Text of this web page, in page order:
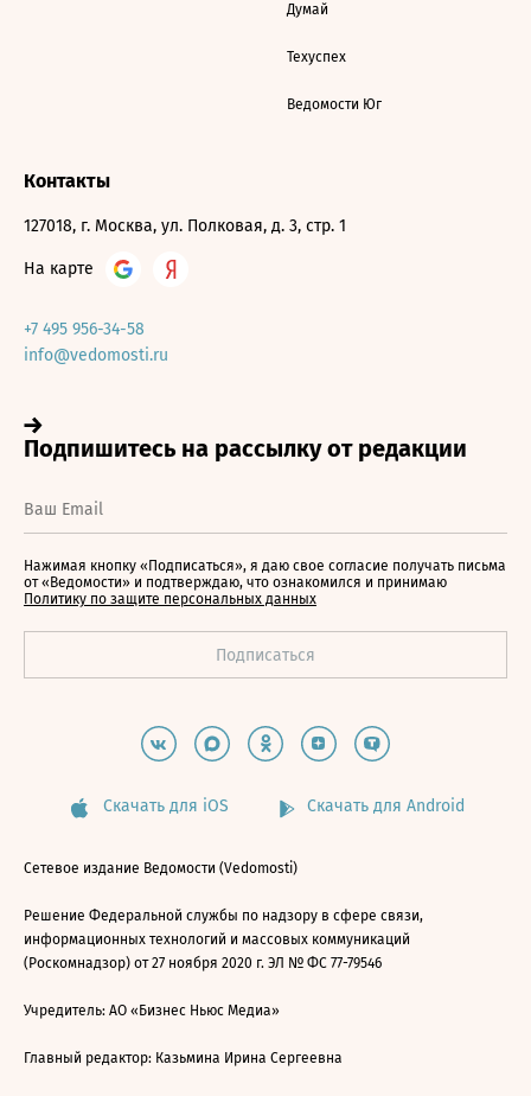
Думай
Техуспех
Ведомости Юг
Контакты
127018, г. Москва, ул. Полковая, д. 3, стр. 1
На карте
+7 495 956-34-58
info@vedomosti.ru
Нажимая кнопку «Подписаться», я даю свое согласие получать письма
от «Ведомости» и подтверждаю, что ознакомился и принимаю
Политику по защите персональных данных
Скачать для iOS Скачать для Android
Сетевое издание Ведомости (Vedomosti)
Решение Федеральной службы по надзору в сфере связи,
информационных технологий и массовых коммуникаций
(Роскомнадзор) от 27 ноября 2020 г. ЭЛ № ФС 77-79546
Учредитель: АО «Бизнес Ньюс Медиа»
Главный редактор: Казьмина Ирина Сергеевна